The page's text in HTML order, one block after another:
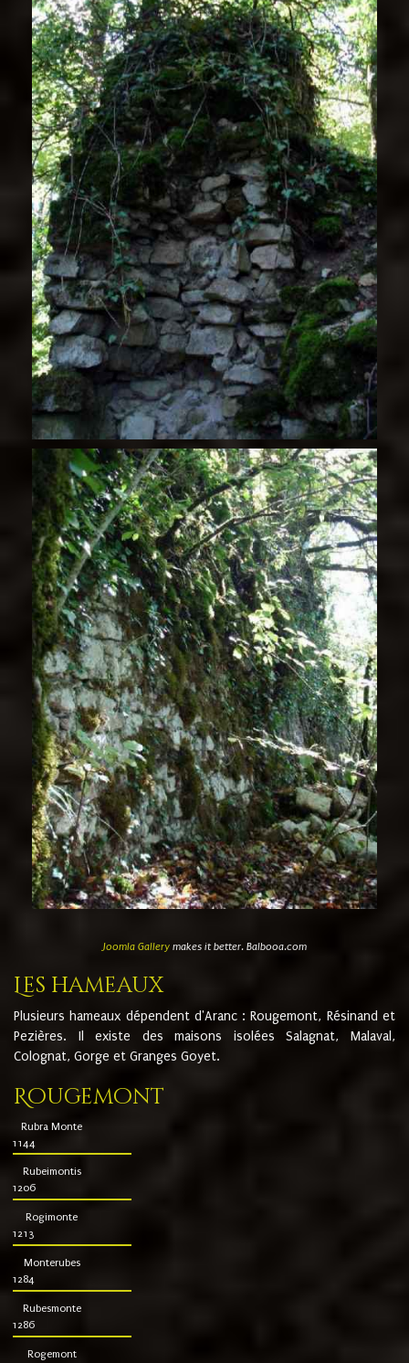
Joomla Gallerymakes it better. Balbooa.com
Les hameaux
Plusieurs hameaux dépendent d'Aranc : Rougemont, Résinand et
Pezières. Il existe des maisons isolées Salagnat, Malaval,
Colognat, Gorge et Granges Goyet.
Rougemont
Rubra Monte
1144
Rubeimontis
1206
Rogimonte
1213
Monterubes
1284
Rubesmonte
1286
Rogemont